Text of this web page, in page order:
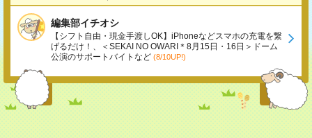
編集部イチオシ
【シフト自由・現金手渡しOK】iPhoneなどスマホの充電を繋
げるだけ！、＜SEKAI NO OWARI＊8月15日・16日＞ドーム
公演のサポートバイトなど (8/10UP!)